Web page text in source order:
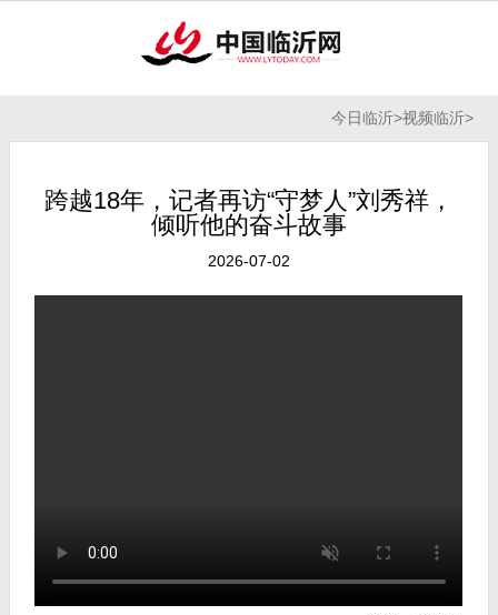
今日临沂>视频临沂>
跨越18年，记者再访“守梦人”刘秀祥，
倾听他的奋斗故事
2026-07-02